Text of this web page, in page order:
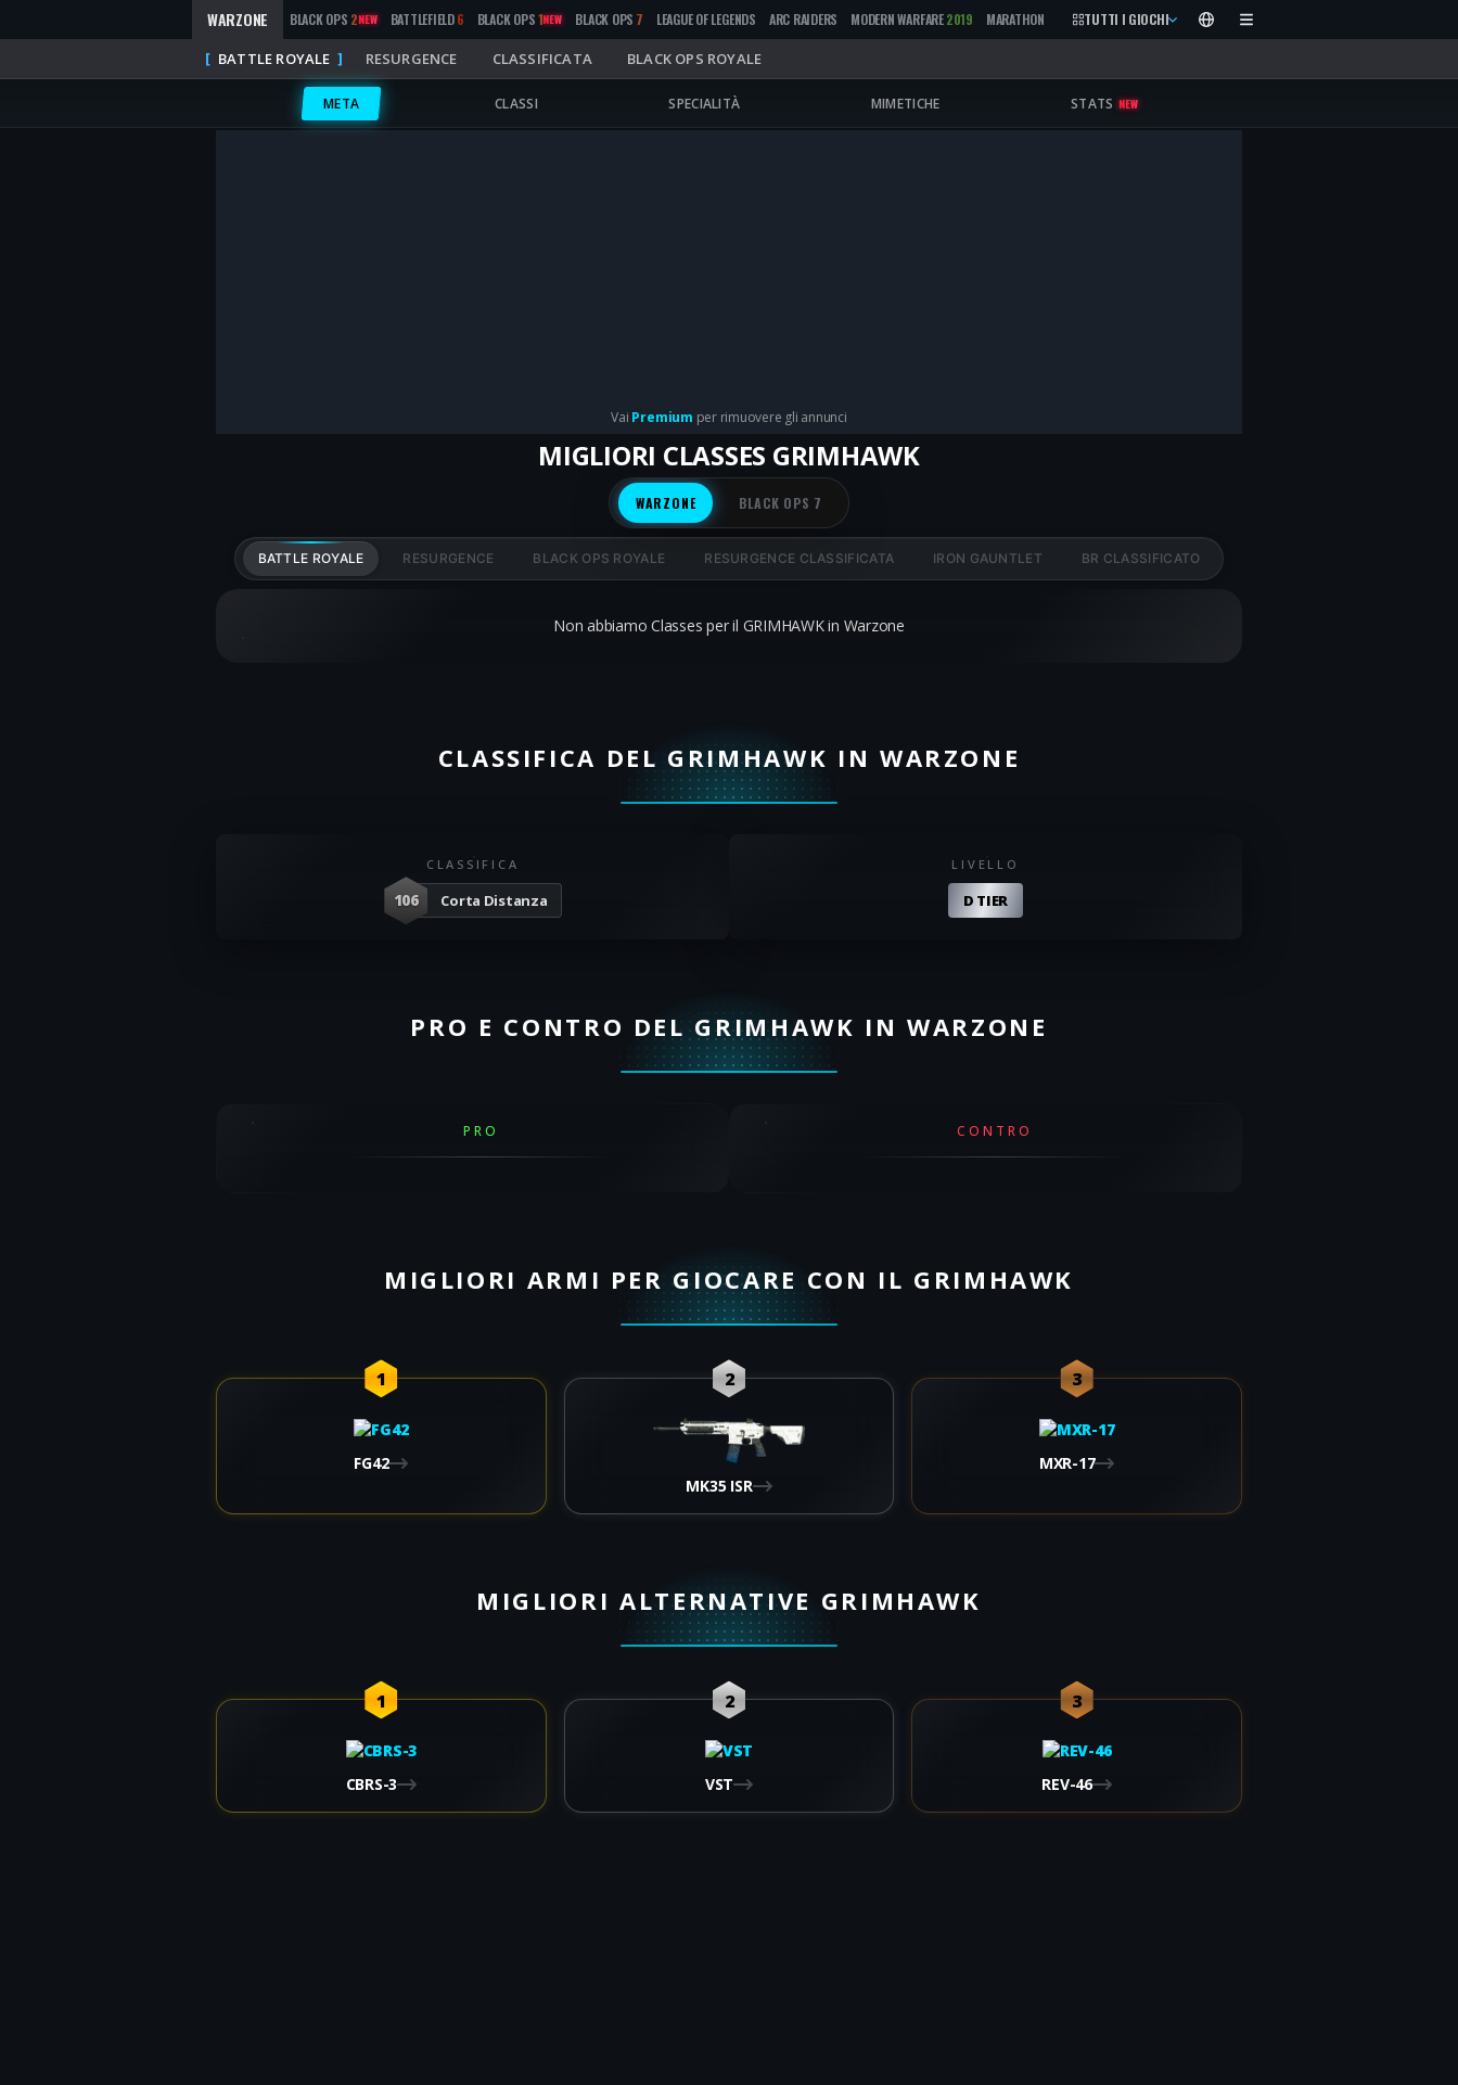
WARZONE BLACK OPS 2NEW BATTLEFIELD6 BLACK OPS1NEW BLACK OPS 7 LEAGUE OF LEGENDS ARC RAIDERS MODERN WARFARE2019 MARATHON BLACK OPS 6 MODERN WARFARE 3
TUTTI I GIOCHI
BATTLE ROYALE RESURGENCE CLASSIFICATA BLACK OPS ROYALE
META CLASSI SPECIALITÀ MIMETICHE STATS NEW
Vai Premium per rimuovere gli annunci
MIGLIORI CLASSES GRIMHAWK
WARZONE BLACK OPS 7
BATTLE ROYALE RESURGENCE BLACK OPS ROYALE RESURGENCE CLASSIFICATA IRON GAUNTLET BR CLASSIFICATO
Non abbiamo Classes per il GRIMHAWK in Warzone
CLASSIFICA DEL GRIMHAWK IN WARZONE
CLASSIFICA
106 Corta Distanza
LIVELLO
D TIER
PRO E CONTRO DEL GRIMHAWK IN WARZONE
PRO CONTRO
MIGLIORI ARMI PER GIOCARE CON IL GRIMHAWK
1
FG42
2
MK35 ISR
3
MXR-17
MIGLIORI ALTERNATIVE GRIMHAWK
1
CBRS-3
2
VST
3
REV-46